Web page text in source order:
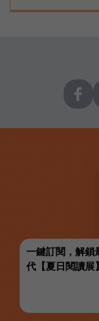
一鍵訂閱，解
代【夏日閱讀展